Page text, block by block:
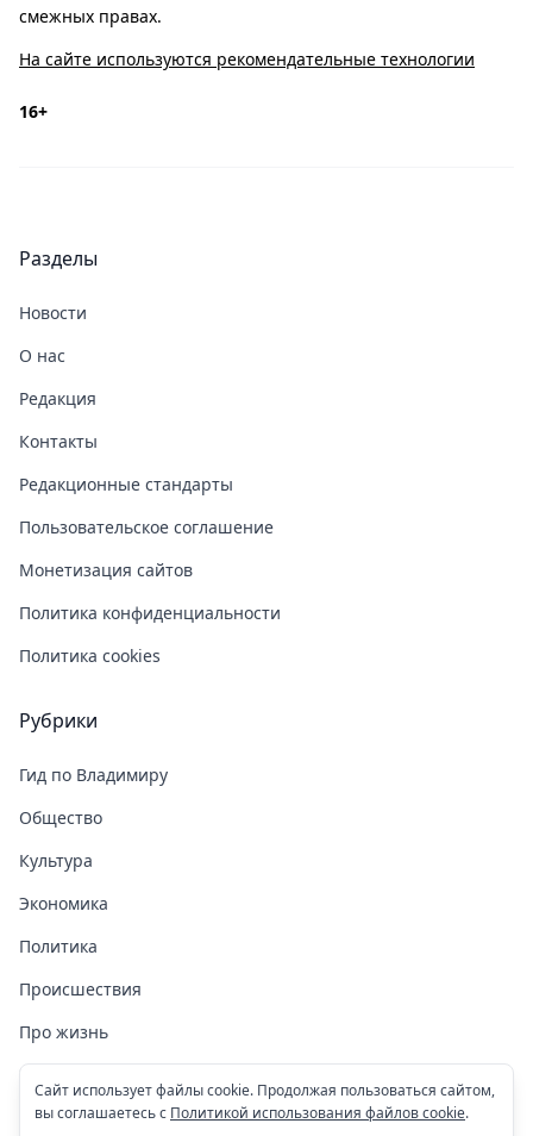
смежных правах.
На сайте используются рекомендательные технологии
16+
Разделы
Новости
О нас
Редакция
Контакты
Редакционные стандарты
Пользовательское соглашение
Монетизация сайтов
Политика конфиденциальности
Политика cookies
Рубрики
Гид по Владимиру
Общество
Культура
Экономика
Политика
Происшествия
Про жизнь
Здоровье
COVID-19
Сайт использует файлы cookie. Продолжая пользоваться сайтом,
вы соглашаетесь с Политикой использования файлов cookie.